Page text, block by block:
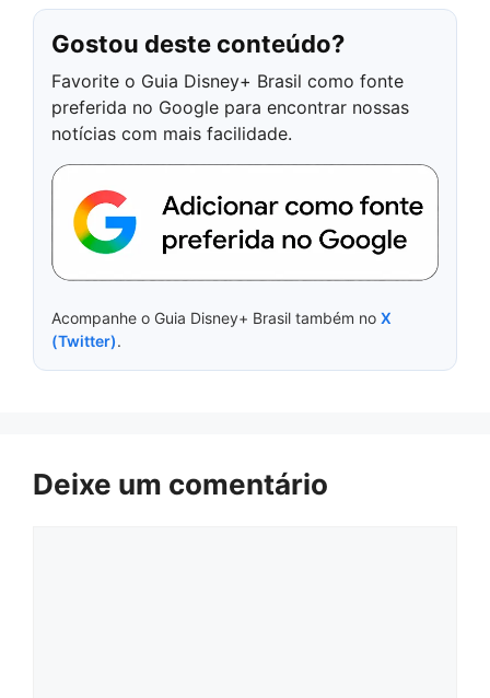
Gostou deste conteúdo?
Favorite o Guia Disney+ Brasil como fonte
preferida no Google para encontrar nossas
notícias com mais facilidade.
Acompanhe o Guia Disney+ Brasil também no X
(Twitter).
Deixe um comentário